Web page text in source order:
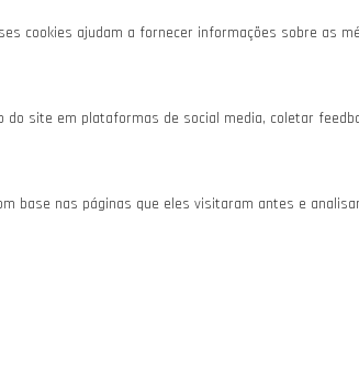
cookies ajudam a fornecer informações sobre as
site em plataformas de social media, coletar
base nas páginas que eles visitaram antes e